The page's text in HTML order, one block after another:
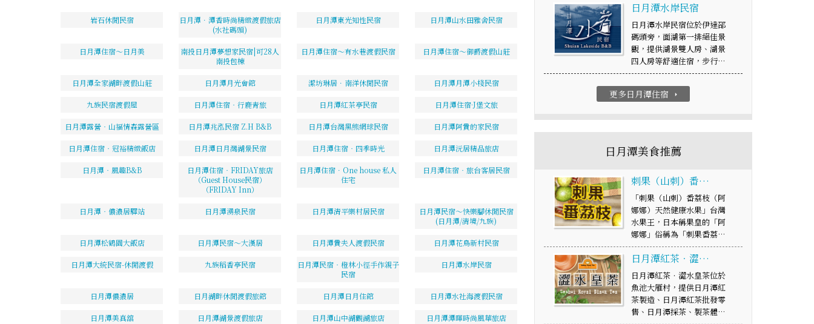
岩石休閒民宿
日月潭．潭香時尚精緻渡假旅店
(水社碼頭)
日月潭東光知性民宿 日月潭山水田雅舍民宿
日月潭住宿～日月美
南投日月潭夢想家民宿|可28人
南投包棟
日月潭住宿～有水巷渡假民宿 日月潭住宿～御爵渡假山莊
日月潭全家湖畔渡假山莊 日月潭月光會館 潔坊琳居．南洋休閒民宿 日月潭月潭小棧民宿
九族民宿渡假屋 日月潭住宿‧行鹿青旅 日月潭紅茶亭民宿 日月潭住宿·J堡文旅
日月潭露營‧山福情森露營區 日月潭兆泓民宿 Z.H B&B 日月潭台灣黑熊網球民宿 日月潭阿貴的家民宿
日月潭住宿‧冠裕精緻飯店 日月潭日月灣湖景民宿 日月潭住宿‧四季時光 日月潭沅居精品旅店
日月潭‧風趣B&B
日月潭住宿‧FRIDAY旅店
（Guest House民宿）
（FRIDAY Inn）
日月潭住宿．One house 私人
住宅
日月潭住宿‧旅台客居民宿
日月潭‧儂濃居驛站 日月潭湧泉民宿 日月潭清平樂村居民宿
日月潭民宿～快樂腳休閒民宿
(日月潭/清境/九族)
日月潭松鶴園大飯店 日月潭民宿～大漢居 日月潭貴夫人渡假民宿 日月潭花鳥新村民宿
日月潭大統民宿-休閒渡假 九族稻香亭民宿
日月潭民宿‧橙林小徑手作親子
民宿
日月潭水岸民宿
日月潭儂濃居 日月湖畔休閒渡假旅館 日月潭日月住館 日月潭水社海渡假民宿
日月潭美真舘 日月潭湖景渡假旅店 日月潭山中湖觀湖旅店 日月潭潭暉時尚風華旅店
日月潭水岸民宿
日月潭水岸民宿位於伊達邵
碼頭旁，面湖第一排絕佳景
觀，提供湖景雙人房、湖景
四人房等舒適住宿，步行…
更多日月潭住宿 arrow_right
日月潭美食推薦
刺果（山刺）番…
「刺果（山刺）番荔枝（阿
娜娜）天然健康水果」台灣
水果王，日本稱果皇的「阿
娜娜」俗稱為「刺果番荔…
日月潭紅茶．澀…
日月潭紅茶．澀水皇茶位於
魚池大雁村，提供日月潭紅
茶製造、日月潭紅茶批發零
售、日月潭採茶、製茶體…